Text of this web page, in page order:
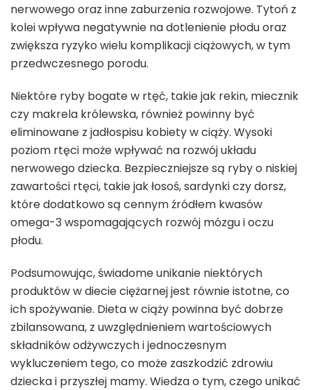
nerwowego oraz inne zaburzenia rozwojowe. Tytoń z
kolei wpływa negatywnie na dotlenienie płodu oraz
zwiększa ryzyko wielu komplikacji ciążowych, w tym
przedwczesnego porodu.
Niektóre ryby bogate w rtęć, takie jak rekin, miecznik
czy makrela królewska, również powinny być
eliminowane z jadłospisu kobiety w ciąży. Wysoki
poziom rtęci może wpływać na rozwój układu
nerwowego dziecka. Bezpieczniejsze są ryby o niskiej
zawartości rtęci, takie jak łosoś, sardynki czy dorsz,
które dodatkowo są cennym źródłem kwasów
omega-3 wspomagających rozwój mózgu i oczu
płodu.
Podsumowując, świadome unikanie niektórych
produktów w diecie ciężarnej jest równie istotne, co
ich spożywanie. Dieta w ciąży powinna być dobrze
zbilansowana, z uwzględnieniem wartościowych
składników odżywczych i jednoczesnym
wykluczeniem tego, co może zaszkodzić zdrowiu
dziecka i przyszłej mamy. Wiedza o tym, czego unikać